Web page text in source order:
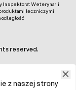
Inspektorat Weterynarii
leczniczymi
odległość
reserved.
z naszej strony